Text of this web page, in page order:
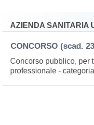
AZIENDA SANITARIA
CONCORSO (scad.
Concorso pubblico, per
professionale -